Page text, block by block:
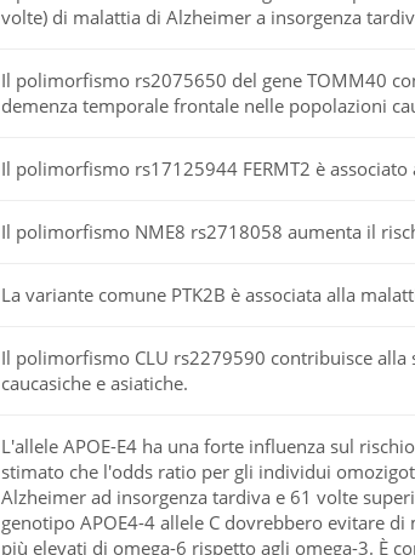
volte) di malattia di Alzheimer a insorgenza
Il polimorfismo rs2075650 del gene TOMM40
demenza temporale frontale nelle popolazioni
Il polimorfismo rs17125944 FERMT2 è
Il polimorfismo NME8 rs2718058 aumenta il
La variante comune PTK2B è associata alla
Il polimorfismo CLU rs2279590 contribuisce
caucasiche e asiatiche.
L'allele APOE-E4 ha una forte influenza sul
stimato che l'odds ratio per gli individui
Alzheimer ad insorgenza tardiva e 61 volte
genotipo APOE4-4 allele C dovrebbero evitare
più elevati di omega-6 rispetto agli omega-3. È